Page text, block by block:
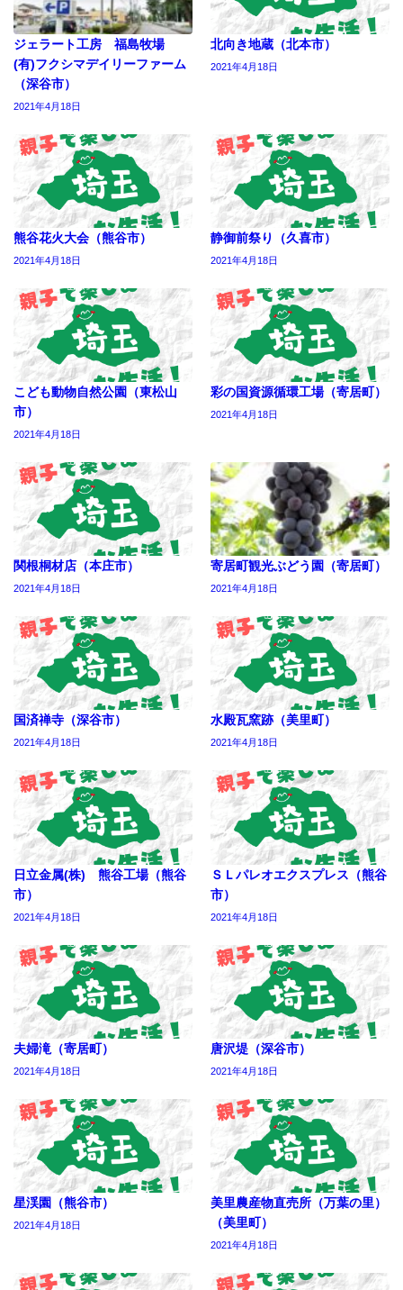
ジェラート工房 福島牧場
(有)フクシマデイリーファーム
（深谷市）
2021年4月18日
北向き地蔵（北本市）
2021年4月18日
熊谷花火大会（熊谷市）
2021年4月18日
静御前祭り（久喜市）
2021年4月18日
こども動物自然公園（東松山
市）
2021年4月18日
彩の国資源循環工場（寄居町）
2021年4月18日
関根桐材店（本庄市）
2021年4月18日
寄居町観光ぶどう園（寄居町）
2021年4月18日
国済禅寺（深谷市）
2021年4月18日
水殿瓦窯跡（美里町）
2021年4月18日
日立金属(株) 熊谷工場（熊谷
市）
2021年4月18日
ＳＬパレオエクスプレス（熊谷
市）
2021年4月18日
夫婦滝（寄居町）
2021年4月18日
唐沢堤（深谷市）
2021年4月18日
星渓園（熊谷市）
2021年4月18日
美里農産物直売所（万葉の里）
（美里町）
2021年4月18日